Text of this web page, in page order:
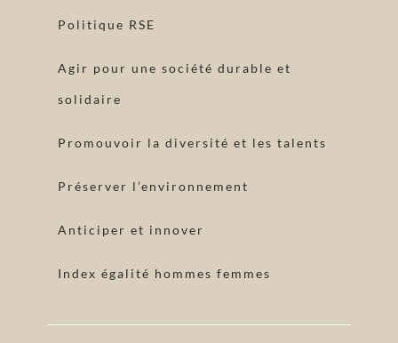
Politique RSE
Agir pour une société durable et
solidaire
Promouvoir la diversité et les talents
Préserver l’environnement
Anticiper et innover
Index égalité hommes femmes